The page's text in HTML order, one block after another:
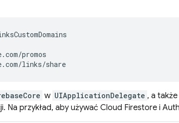
promos
links/share
w UIApplicationDelegate , a
Na przykład, aby używać Cloud Firestore i